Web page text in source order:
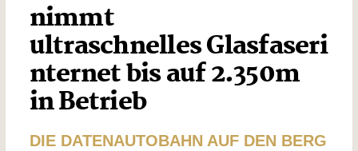
nimmt
ultraschnelles Glasfaseri
nternet bis auf 2.350m
in Betrieb
DIE DATENAUTOBAHN AUF DEN BERG